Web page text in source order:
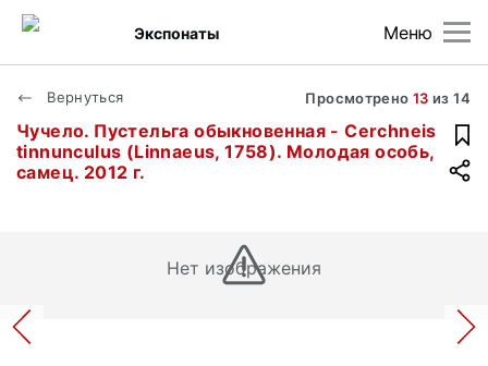
Меню
Экспонаты
Вернуться Просмотрено 13 из14
Чучело. Пустельга обыкновенная - Cerchneis
tinnunculus (Linnaeus, 1758). Молодая особь,
самец. 2012 г.
Нет изображения